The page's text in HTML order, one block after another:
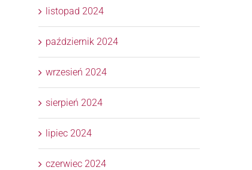
listopad 2024
październik 2024
wrzesień 2024
sierpień 2024
lipiec 2024
czerwiec 2024